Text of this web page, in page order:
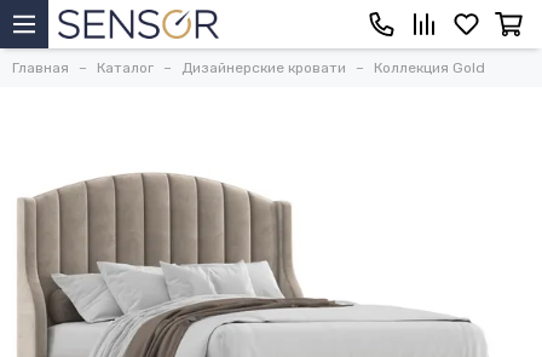
Главная Каталог Дизайнерские кровати Коллекция Gold